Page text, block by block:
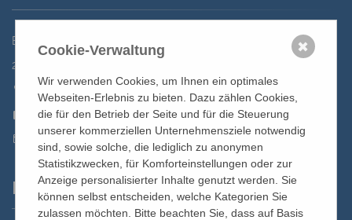
Bildungszentrum St. Bernhard der Erzdiözese Wien
2700 Wiener Neustadt, Domplatz 1
02622 29131-5040
st.bernhard@edw.or.at
Links
Cookie-Verwaltung
Wir verwenden Cookies, um Ihnen ein optimales
Webseiten-Erlebnis zu bieten. Dazu zählen Cookies,
die für den Betrieb der Seite und für die Steuerung
unserer kommerziellen Unternehmensziele notwendig
sind, sowie solche, die lediglich zu anonymen
Statistikzwecken, für Komforteinstellungen oder zur
Anzeige personalisierter Inhalte genutzt werden. Sie
können selbst entscheiden, welche Kategorien Sie
zulassen möchten. Bitte beachten Sie, dass auf Basis
✖